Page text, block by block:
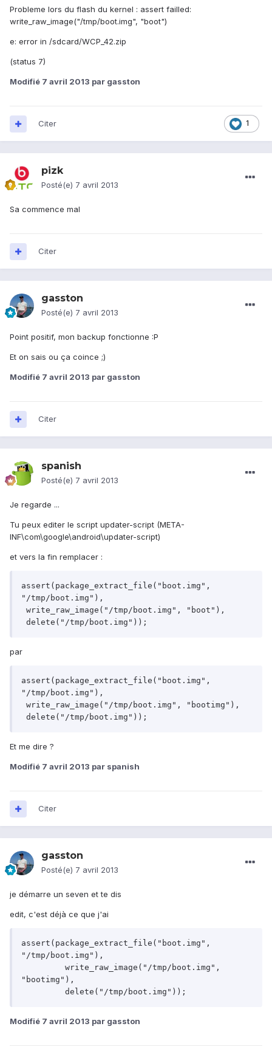
Probleme lors du flash du kernel : assert failled:
write_raw_image("/tmp/boot.img", "boot")
e: error in /sdcard/WCP_42.zip
(status 7)
Modifié 7 avril 2013 par gasston
1
Citer
pizk
Posté(e) 7 avril 2013
Sa commence mal
Citer
gasston
Posté(e) 7 avril 2013
Point positif, mon backup fonctionne :P
Et on sais ou ça coince ;)
Modifié 7 avril 2013 par gasston
Citer
spanish
Posté(e) 7 avril 2013
Je regarde ...
Tu peux editer le script updater-script (META-
INF\com\google\android\updater-script)
et vers la fin remplacer :
assert(package_extract_file("boot.img",
"/tmp/boot.img"),
delete("/tmp/boot.img"));
par
assert(package_extract_file("boot.img",
"/tmp/boot.img"),
delete("/tmp/boot.img"));
Et me dire ?
Modifié 7 avril 2013 par spanish
Citer
gasston
Posté(e) 7 avril 2013
je démarre un seven et te dis
edit, c'est déjà ce que j'ai
assert(package_extract_file("boot.img",
"/tmp/boot.img"),
"bootimg"),
Modifié 7 avril 2013 par gasston